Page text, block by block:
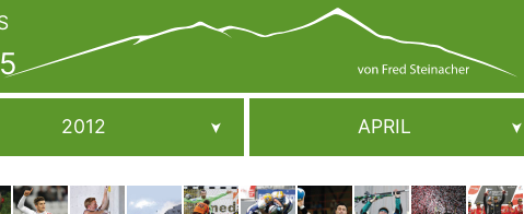
JAHRBUCH
2005
2025
2012 APRIL